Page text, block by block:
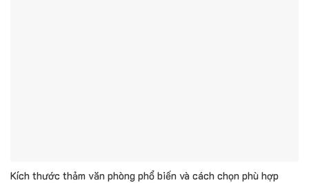
Kích thước thảm văn phòng phổ biến và cách chọn phù hợp